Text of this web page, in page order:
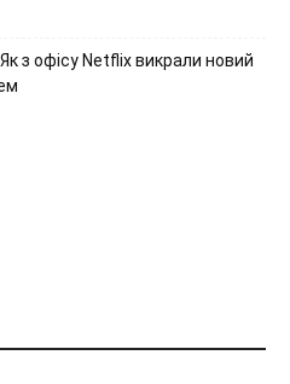
з офісу Netflix викрали новий